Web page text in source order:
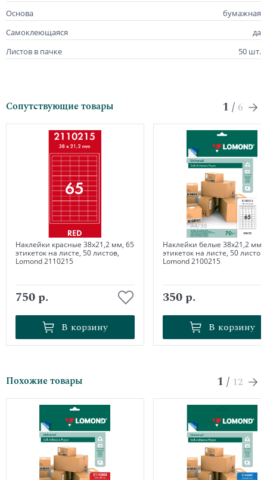
Основа
бумажная
Самоклеющаяся
да
Листов в пачке
50 шт.
Сопутствующие товары 1 / 6
Наклейки красные 38х21,2 мм, 65
этикеток на листе, 50 листов,
Lomond 2110215
750 р.
В корзину
В корзину
Наклейки белые 38х21,2 мм,
этикеток на листе, 50 листов,
Lomond 2100215
350 р.
В корзину
В корзину
Похожие товары 1 / 12